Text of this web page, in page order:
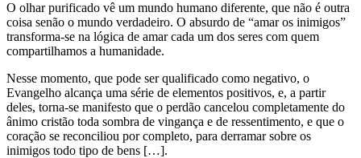
O olhar purificado vê um mundo humano diferente, que não é outra
coisa senão o mundo verdadeiro. O absurdo de “amar os inimigos”
transforma-se na lógica de amar cada um dos seres com quem
compartilhamos a humanidade.
Nesse momento, que pode ser qualificado como negativo, o
Evangelho alcança uma série de elementos positivos, e, a partir
deles, torna-se manifesto que o perdão cancelou completamente do
ânimo cristão toda sombra de vingança e de ressentimento, e que o
coração se reconciliou por completo, para derramar sobre os
inimigos todo tipo de bens […].